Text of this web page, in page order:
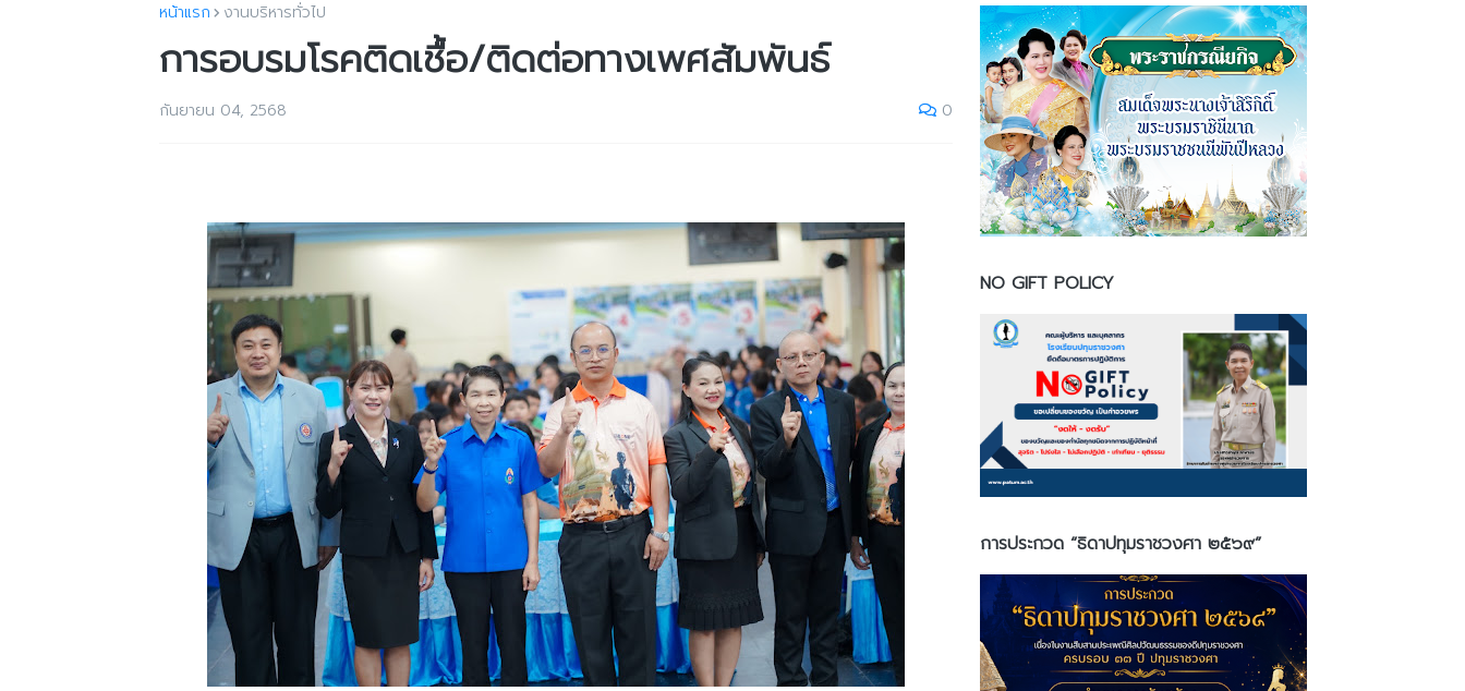
หน้าแรก งานบริหารทั่วไป
การอบรมโรคติดเชื้อ/ติดต่อทางเพศสัมพันธ์
กันยายน 04, 2568 0
NO GIFT POLICY
การประกวด “ธิดาปทุมราชวงศา ๒๕๖๙”